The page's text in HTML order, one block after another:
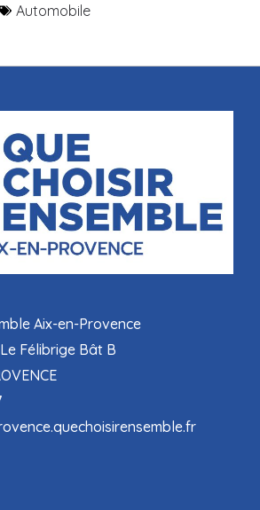
Automobile
Aix-en-Provence
Félibrige Bât B